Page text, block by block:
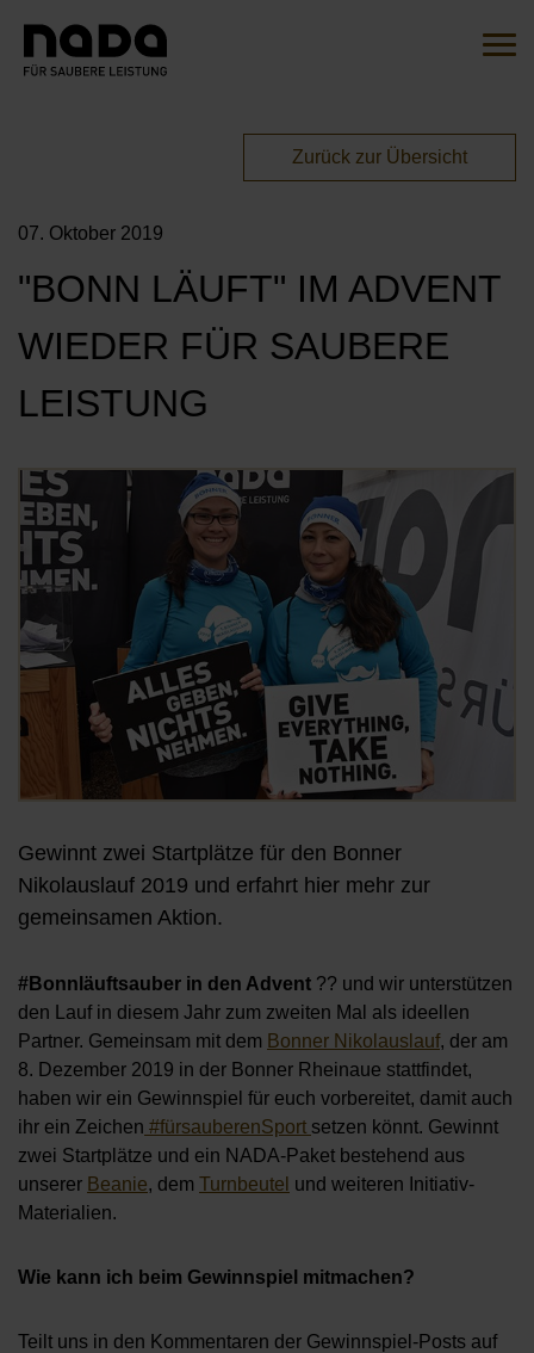
UNSERE BOTSCHAFTER*INNEN
UNSERE PARTNER*INNEN
Zurück zur Übersicht
07. Oktober 2019
"BONN LÄUFT" IM ADVENT
WIEDER FÜR SAUBERE
LEISTUNG
Gewinnt zwei Startplätze für den Bonner
Nikolauslauf 2019 und erfahrt hier mehr zur
gemeinsamen Aktion.
#Bonnläuftsauber in den Advent ?️? und wir unterstützen
den Lauf in diesem Jahr zum zweiten Mal als ideellen
Partner. Gemeinsam mit dem Bonner Nikolauslauf, der am
8. Dezember 2019 in der Bonner Rheinaue stattfindet,
haben wir ein Gewinnspiel für euch vorbereitet, damit auch
ihr ein Zeichen #fürsauberenSport setzen könnt. Gewinnt
zwei Startplätze und ein NADA-Paket bestehend aus
unserer Beanie, dem Turnbeutel und weiteren Initiativ-
Materialien.
Wie kann ich beim Gewinnspiel mitmachen?
Teilt uns in den Kommentaren der Gewinnspiel-Posts auf